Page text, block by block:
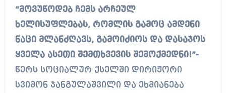
“მოვუწოდებ ჩემს არჩეულ
ხელისუფლებას, რომლის გამოც ამდენი
ნაცი მლანძღავს, გამოიძიოს და დასაჯოს
ყველა ასეთი შემთხვევის შემოქმედნი!”-
წერს სოციალურ ქსელში დირიჟორი
სვიმონ ჯანგულაშვილი და ეხმიანება